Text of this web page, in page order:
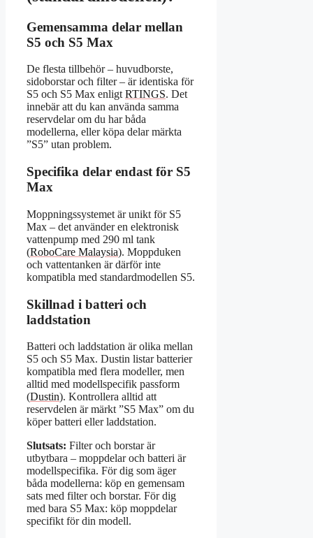
Gemensamma delar mellan
S5 och S5 Max
De flesta tillbehör – huvudborste,
sidoborstar och filter – är identiska för
S5 och S5 Max enligt RTINGS. Det
innebär att du kan använda samma
reservdelar om du har båda
modellerna, eller köpa delar märkta
”S5” utan problem.
Specifika delar endast för S5
Max
Moppningssystemet är unikt för S5
Max – det använder en elektronisk
vattenpump med 290 ml tank
(RoboCare Malaysia). Moppduken
och vattentanken är därför inte
kompatibla med standardmodellen S5.
Skillnad i batteri och
laddstation
Batteri och laddstation är olika mellan
S5 och S5 Max. Dustin listar batterier
kompatibla med flera modeller, men
alltid med modellspecifik passform
(Dustin). Kontrollera alltid att
reservdelen är märkt ”S5 Max” om du
köper batteri eller laddstation.
Slutsats: Filter och borstar är
utbytbara – moppdelar och batteri är
modellspecifika. För dig som äger
båda modellerna: köp en gemensam
sats med filter och borstar. För dig
med bara S5 Max: köp moppdelar
specifikt för din modell.